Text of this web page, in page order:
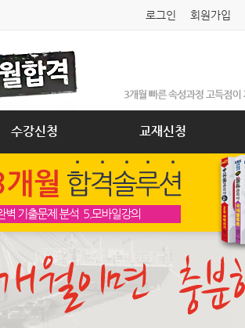
로그인 회원가입
수강신청 교재신청